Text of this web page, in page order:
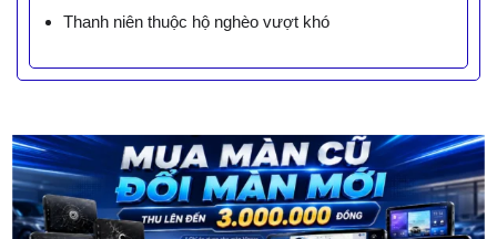
Thanh niên thuộc hộ nghèo vượt khó